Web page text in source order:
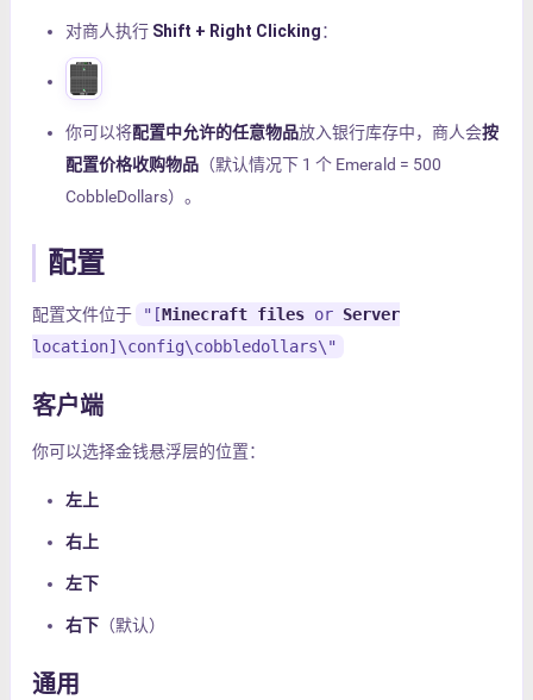
对商人执行 Shift + Right Clicking：
你可以将配置中允许的任意物品放入银行库存中，商人会按
配置价格收购物品 （默认情况下 1 个 Emerald = 500
CobbleDollars）。
配置
配置文件位于 "[Minecraft files or Server
location]\config\cobbledollars\"
客户端
你可以选择金钱悬浮层的位置：
左上
右上
左下
右下 （默认）
通用